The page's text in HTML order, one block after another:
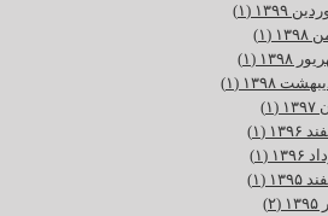
۱۳۹۹ (۱)
(۱)
۱۳۹۸ (۱)
۱۳۹۸ (۱)
(۱)
(۱)
(۱)
(۱)